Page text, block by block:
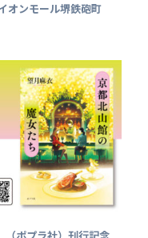
オンモール堺鉄砲町